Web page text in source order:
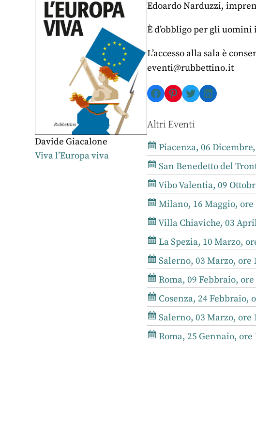
Davide Giacalone
Viva l’Europa viva
Edoardo Narduzzi,
È d’obbligo per gli uomini
L’accesso alla sala è
eventi@rubbettino.it
Facebook
Pinterest
TwitterLinkedIn
Altri Eventi
Piacenza, 06
San Benedetto del
Vibo Valentia, 09
Milano, 16 Maggio, ore
Villa Chiaviche, 03
La Spezia, 10 Marzo,
Salerno, 03 Marzo, ore
Roma, 09 Febbraio, ore
Cosenza, 24 Febbraio,
Salerno, 03 Marzo, ore
Roma, 25 Gennaio, ore